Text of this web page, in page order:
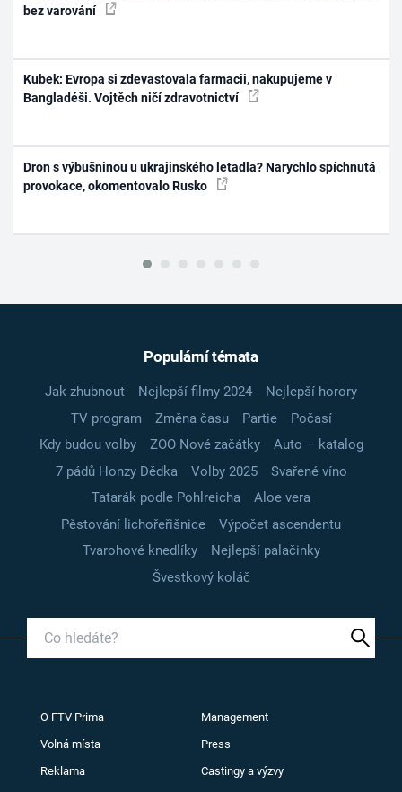
bez varování
Kubek: Evropa si zdevastovala farmacii, nakupujeme v
Bangladéši. Vojtěch ničí zdravotnictví
Dron s výbušninou u ukrajinského letadla? Narychlo spíchnutá
provokace, okomentovalo Rusko
Populární témata
Jak zhubnout Nejlepší filmy 2024
Nejlepší horory
TV program
Změna času Partie
Počasí
Kdy budou volby
ZOO Nové začátky
Auto – katalog
7 pádů Honzy Dědka
Volby 2025
Svařené víno
Tatarák podle Pohlreicha
Aloe vera
Pěstování lichořeřišnice
Výpočet ascendentu
Tvarohové knedlíky
Nejlepší palačinky
Švestkový koláč
O FTV Prima Management
Volná místa Press
Reklama Castingy a výzvy